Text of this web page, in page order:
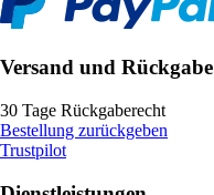
Versand und Rückgabe
30 Tage Rückgaberecht
Bestellung zurückgeben
Trustpilot